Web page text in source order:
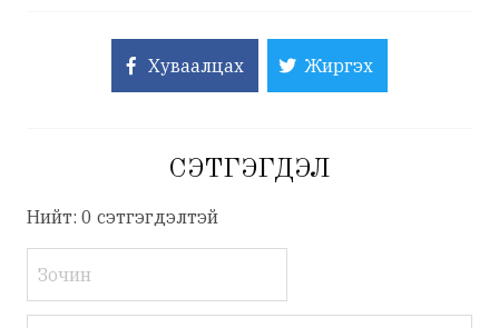
Хуваалцах Жиргэх
СЭТГЭГДЭЛ
Нийт: 0 сэтгэгдэлтэй